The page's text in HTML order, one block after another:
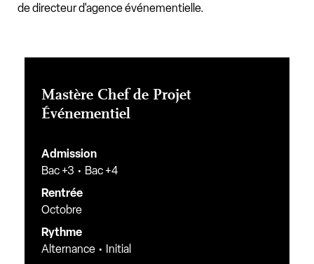
de directeur d'agence événementielle.
Mastère Chef de Projet
Événementiel
Admission
Bac +3
Bac +4
Rentrée
Octobre
Rythme
Alternance
Initial